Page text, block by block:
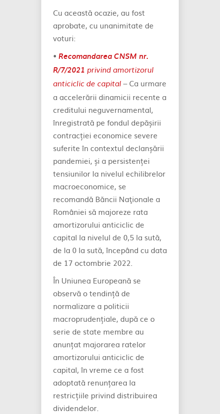
Cu această ocazie, au fost
aprobate, cu unanimitate de
voturi:
• Recomandarea CNSM nr.
R/7/2021 privind amortizorul
anticiclic de capital – Ca urmare
a accelerării dinamicii recente a
creditului neguvernamental,
înregistrată pe fondul depășirii
contracției economice severe
suferite în contextul declanșării
pandemiei, și a persistenței
tensiunilor la nivelul echilibrelor
macroeconomice, se
recomandă Băncii Naţionale a
României să majoreze rata
amortizorului anticiclic de
capital la nivelul de 0,5 la sută,
de la 0 la sută, începând cu data
de 17 octombrie 2022.
În Uniunea Europeană se
observă o tendință de
normalizare a politicii
macroprudențiale, după ce o
serie de state membre au
anunțat majorarea ratelor
amortizorului anticiclic de
capital, în vreme ce a fost
adoptată renunțarea la
restricțiile privind distribuirea
dividendelor.